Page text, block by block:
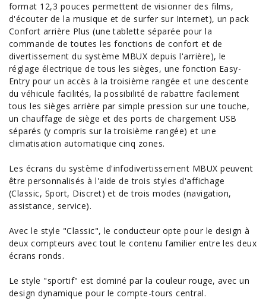
format 12,3 pouces permettent de visionner des films,
d'écouter de la musique et de surfer sur Internet), un pack
Confort arrière Plus (une tablette séparée pour la
commande de toutes les fonctions de confort et de
divertissement du système MBUX depuis l'arrière), le
réglage électrique de tous les sièges, une fonction Easy-
Entry pour un accès à la troisième rangée et une descente
du véhicule facilités, la possibilité de rabattre facilement
tous les sièges arrière par simple pression sur une touche,
un chauffage de siège et des ports de chargement USB
séparés (y compris sur la troisième rangée) et une
climatisation automatique cinq zones.
Les écrans du système d'infodivertissement MBUX peuvent
être personnalisés à l'aide de trois styles d'affichage
(Classic, Sport, Discret) et de trois modes (navigation,
assistance, service).
Avec le style "Classic", le conducteur opte pour le design à
deux compteurs avec tout le contenu familier entre les deux
écrans ronds.
Le style "sportif" est dominé par la couleur rouge, avec un
design dynamique pour le compte-tours central.